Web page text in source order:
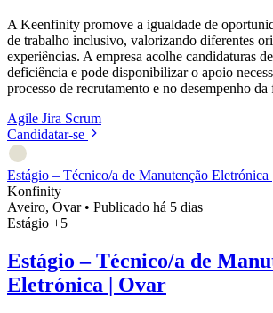
A Keenfinity promove a igualdade de
de trabalho inclusivo, valorizando diferentes
experiências. A empresa acolhe candidaturas
deficiência e pode disponibilizar o apoio
processo de recrutamento e no desempenho da
Agile Jira Scrum
Candidatar-se
Estágio – Técnico/a de Manutenção Eletrónica
Konfinity
Aveiro, Ovar • Publicado há 5 dias
Estágio +5
Estágio – Técnico/a de
Eletrónica | Ovar